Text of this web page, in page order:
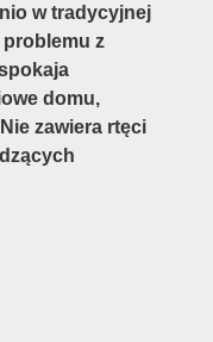
w tradycyjnej
z
domu,
zawiera rtęci